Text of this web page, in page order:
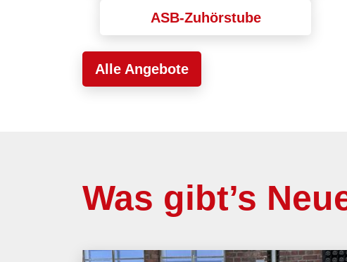
ASB-Zuhörstube
Alle Angebote
Was gibt’s